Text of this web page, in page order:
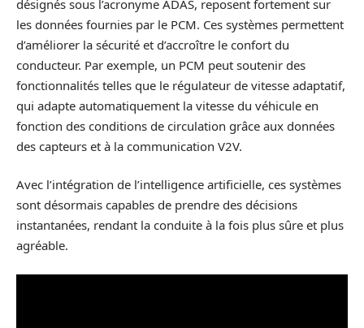
désignés sous l’acronyme ADAS, reposent fortement sur
les données fournies par le PCM. Ces systèmes permettent
d’améliorer la sécurité et d’accroître le confort du
conducteur. Par exemple, un PCM peut soutenir des
fonctionnalités telles que le régulateur de vitesse adaptatif,
qui adapte automatiquement la vitesse du véhicule en
fonction des conditions de circulation grâce aux données
des capteurs et à la communication V2V.
Avec l’intégration de l’intelligence artificielle, ces systèmes
sont désormais capables de prendre des décisions
instantanées, rendant la conduite à la fois plus sûre et plus
agréable.